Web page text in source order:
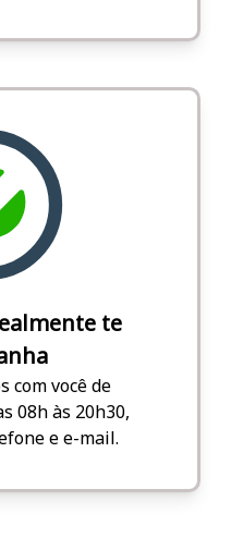
te
com você de
08h às 20h30,
e e-mail.